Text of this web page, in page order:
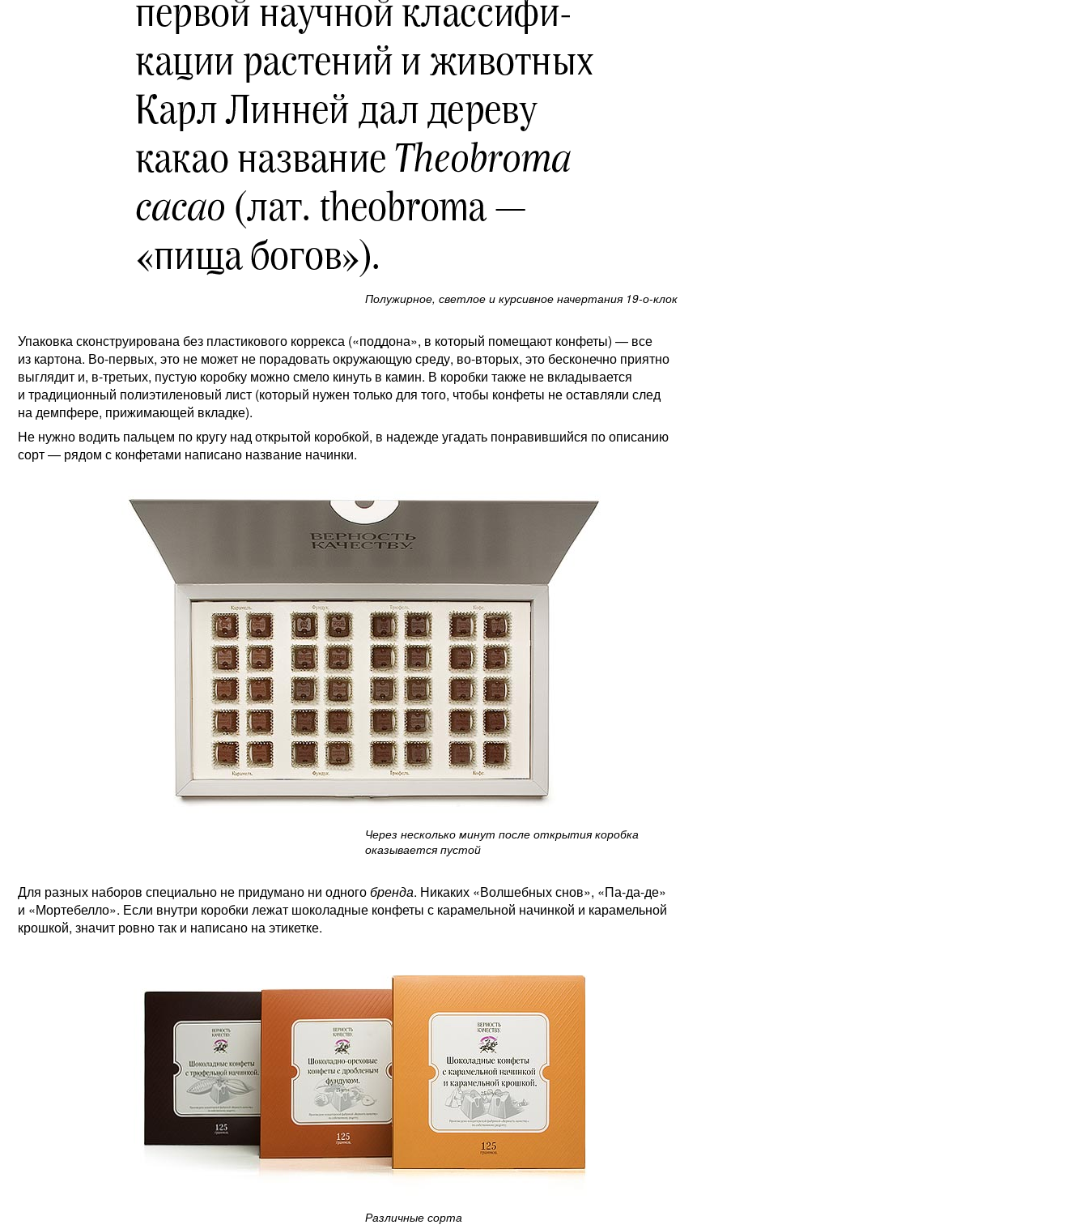
Полужирное, светлое и курсивное начертания 19-о-клок
Упаковка сконструирована без пластикового коррекса («поддона», в который помещают конфеты) — все
из картона. Во-первых, это не может не порадовать окружающую среду, во-вторых, это бесконечно приятно
выглядит и, в-третьих, пустую коробку можно смело кинуть в камин. В коробки также не вкладывается
и традиционный полиэтиленовый лист (который нужен только для того, чтобы конфеты не оставляли след
на демпфере, прижимающей вкладке).
Не нужно водить пальцем по кругу над открытой коробкой, в надежде угадать понравившийся по описанию
сорт — рядом с конфетами написано название начинки.
Через несколько минут после открытия коробка
оказывается пустой
Для разных наборов специально не придумано ни одногобренда. Никаких «Волшебных снов», «Па-да-де»
и «Мортебелло». Если внутри коробки лежат шоколадные конфеты с карамельной начинкой и карамельной
крошкой, значит ровно так и написано на этикетке.
Различные сорта